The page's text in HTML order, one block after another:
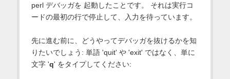
perl デバッガを 起動したことです。 それは実行コ
ードの最初の行で停止して、入力を待っています。
先に進む前に、どうやってデバッガを抜けるかを知
りたいでしょう: 単語 'quit' や 'exit' ではなく、単に
文字 'q' をタイプしてください: